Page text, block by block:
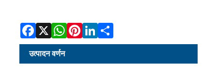
उत्पादन वर्णन